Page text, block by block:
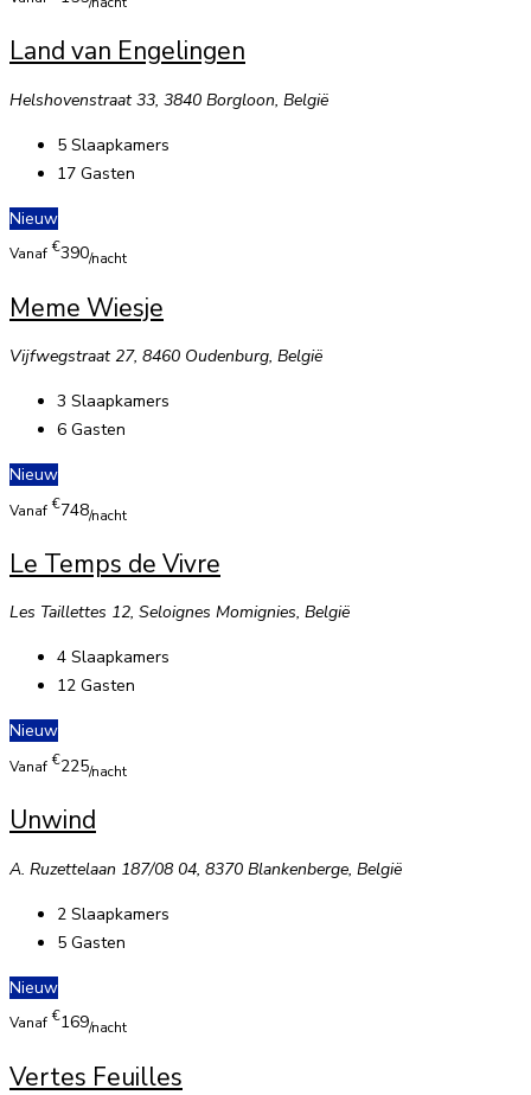
Land van Engelingen
Helshovenstraat 33, 3840 Borgloon, België
5 Slaapkamers
17 Gasten
Nieuw
Vanaf €390/nacht
Meme Wiesje
Vijfwegstraat 27, 8460 Oudenburg, België
3 Slaapkamers
6 Gasten
Nieuw
Vanaf €748/nacht
Le Temps de Vivre
Les Taillettes 12, Seloignes Momignies, België
4 Slaapkamers
12 Gasten
Nieuw
Vanaf €225/nacht
Unwind
A. Ruzettelaan 187/08 04, 8370 Blankenberge, België
2 Slaapkamers
5 Gasten
Nieuw
Vanaf €169/nacht
Vertes Feuilles